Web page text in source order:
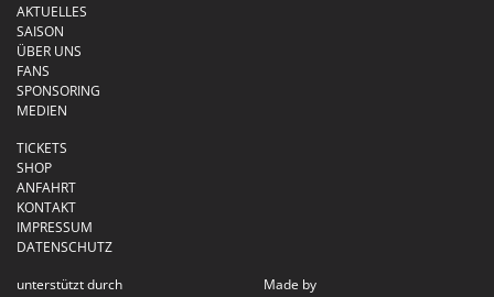
AKTUELLES
SAISON
ÜBER UNS
FANS
SPONSORING
MEDIEN
TICKETS
SHOP
ANFAHRT
KONTAKT
IMPRESSUM
DATENSCHUTZ
unterstützt durch
Made by